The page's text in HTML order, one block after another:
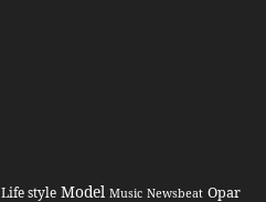
Life style Model Music Newsbeat Opar